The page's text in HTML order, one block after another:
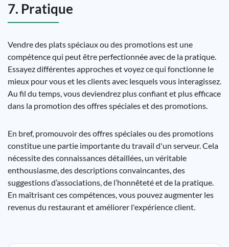
7. Pratique
Vendre des plats spéciaux ou des promotions est une
compétence qui peut être perfectionnée avec de la pratique.
Essayez différentes approches et voyez ce qui fonctionne le
mieux pour vous et les clients avec lesquels vous interagissez.
Au fil du temps, vous deviendrez plus confiant et plus efficace
dans la promotion des offres spéciales et des promotions.
En bref, promouvoir des offres spéciales ou des promotions
constitue une partie importante du travail d'un serveur. Cela
nécessite des connaissances détaillées, un véritable
enthousiasme, des descriptions convaincantes, des
suggestions d’associations, de l’honnêteté et de la pratique.
En maîtrisant ces compétences, vous pouvez augmenter les
revenus du restaurant et améliorer l'expérience client.